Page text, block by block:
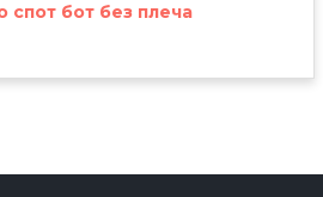
спот бот без плеча